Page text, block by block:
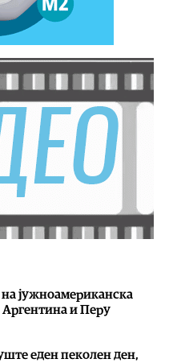
јужноамериканска
Аргентина и Перу
еден пеколен ден,